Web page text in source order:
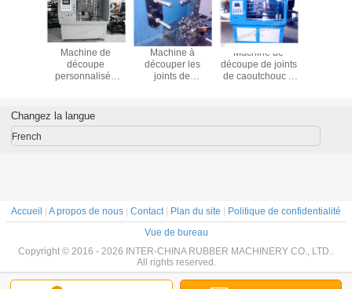
et les
de
Machine de
découpe
personnalisée
longueur de 250
mm (2016)
Machine à
découper les
joints de
Machine de
découpe de joints
de caoutchouc à
Changez la langue
French
Accueil | A propos de nous | Contact | Plan du site | Politique de confidentialité
Vue de bureau
Copyright © 2016 - 2026 INTER-CHINA RUBBER MACHINERY CO., LTD..
All rights reserved.